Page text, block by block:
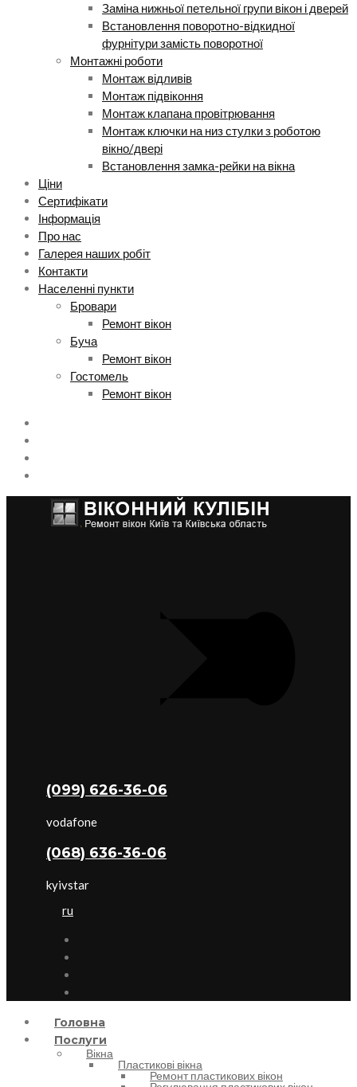
Заміна нижньої петельної групи вікон і дверей
Встановлення поворотно-відкидної
фурнітури замість поворотної
Монтажні роботи
Монтаж відливів
Монтаж підвіконня
Монтаж клапана провітрювання
Монтаж ключки на низ стулки з роботою
вікно/двері
Встановлення замка-рейки на вікна
Ціни
Сертифікати
Інформація
Про нас
Галерея наших робіт
Контакти
Населенні пункти
Бровари
Ремонт вікон
Буча
Ремонт вікон
Гостомель
Ремонт вікон
(099) 626-36-06
vodafone
(068) 636-36-06
kyivstar
ru
Головна
Послуги
Вікна
Пластикові вікна
Ремонт пластикових вікон